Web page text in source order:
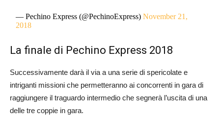
— Pechino Express (@PechinoExpress)November 21,
2018
La finale di Pechino Express 2018
Successivamente darà il via a una serie di spericolate e
intriganti missioni che permetteranno ai concorrenti in gara di
raggiungere il traguardo intermedio che segnerà l’uscita di una
delle tre coppie in gara.